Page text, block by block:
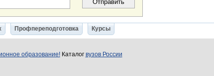
Профпереподготовка Курсы
образование!Каталог вузов России